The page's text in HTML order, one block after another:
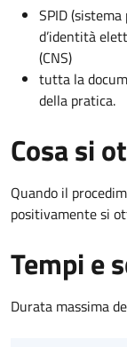
SPID
d’identità
(CNS)
tutta la
della pratica.
Cosa si
Quando il
positivamente si
Tempi e
Durata massima